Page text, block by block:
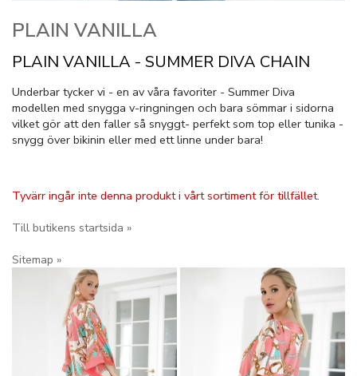
PLAIN VANILLA
PLAIN VANILLA - SUMMER DIVA CHAIN
Underbar tycker vi - en av våra favoriter - Summer Diva
modellen med snygga v-ringningen och bara sömmar i sidorna
vilket gör att den faller så snyggt- perfekt som top eller tunika -
snygg över bikinin eller med ett linne under bara!
Tyvärr ingår inte denna produkt i vårt sortiment för tillfället.
Till butikens startsida »
Sitemap »